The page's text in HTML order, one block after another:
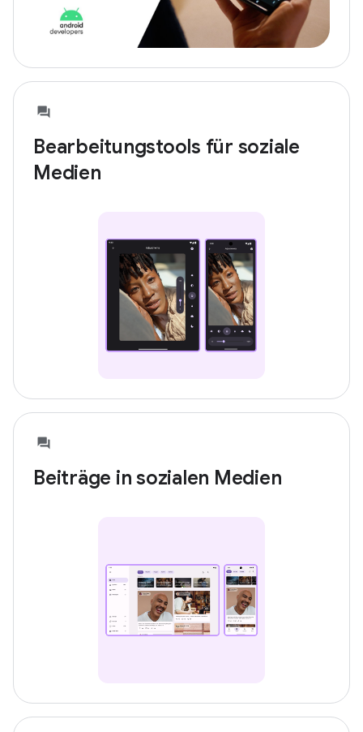
Bearbeitungstools für soziale
Medien
Beiträge in sozialen Medien